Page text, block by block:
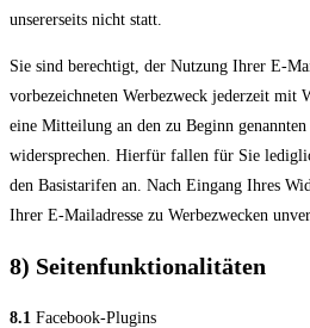
unsererseits nicht statt.
Sie sind berechtigt, der Nutzung Ihrer E-
vorbezeichneten Werbezweck jederzeit
eine Mitteilung an den zu Beginn
widersprechen. Hierfür fallen für Sie
den Basistarifen an. Nach Eingang Ihres
Ihrer E-Mailadresse zu Werbezwecken
8) Seitenfunktionalitäten
8.1 Facebook-Plugins